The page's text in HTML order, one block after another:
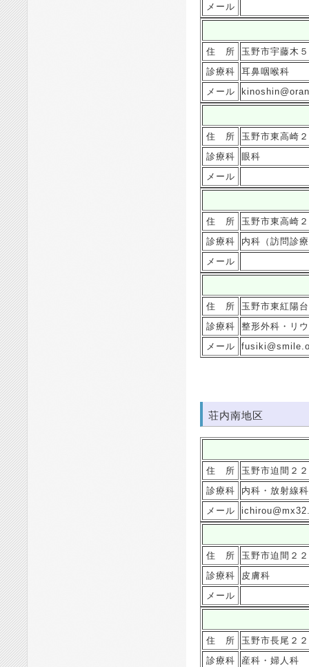
メール
住 所
玉野市宇藤木
診療科
耳鼻咽喉科
メール
住 所
玉野市東高崎
診療科
眼科
メール
住 所
玉野市東高崎
診療科
内科（訪問診
メール
住 所
玉野市東紅陽
診療科
整形外科・リ
メール
荘内南地区
住 所
玉野市迫間２
診療科
内科・放射線科
メール
住 所
玉野市迫間２
診療科
皮膚科
メール
住 所
玉野市長尾２
診療科
産科・婦人科